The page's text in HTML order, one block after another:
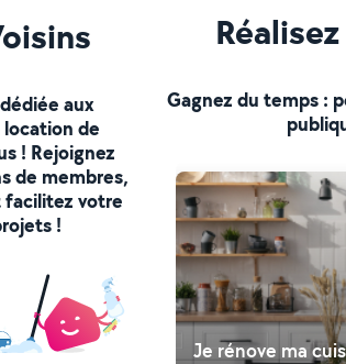
aux
de
! Rejoignez
de membres,
votre
!
Gagnez du temps :
Je rénove ma